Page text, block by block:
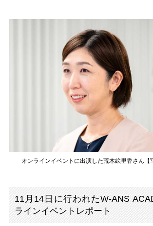
オンラインイベントに出演した荒木絵里香さん【
11月14日に行われたW-ANS
ラインイベントレポート